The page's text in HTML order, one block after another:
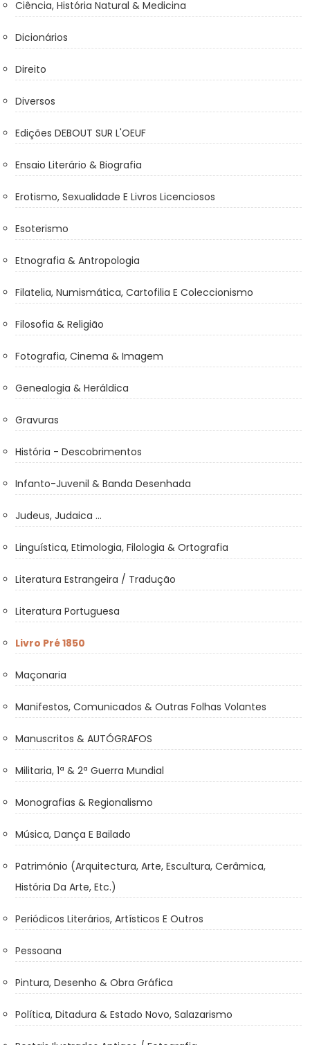
Ciência, História Natural & Medicina
Dicionários
Direito
Diversos
Edições DEBOUT SUR L'OEUF
Ensaio Literário & Biografia
Erotismo, Sexualidade E Livros Licenciosos
Esoterismo
Etnografia & Antropologia
Filatelia, Numismática, Cartofilia E Coleccionismo
Filosofia & Religião
Fotografia, Cinema & Imagem
Genealogia & Heráldica
Gravuras
História - Descobrimentos
Infanto-Juvenil & Banda Desenhada
Judeus, Judaica ...
Linguística, Etimologia, Filologia & Ortografia
Literatura Estrangeira / Tradução
Literatura Portuguesa
Livro Pré 1850
Maçonaria
Manifestos, Comunicados & Outras Folhas Volantes
Manuscritos & AUTÓGRAFOS
Militaria, 1ª & 2ª Guerra Mundial
Monografias & Regionalismo
Música, Dança E Bailado
Património (Arquitectura, Arte, Escultura, Cerâmica,
História Da Arte, Etc.)
Periódicos Literários, Artísticos E Outros
Pessoana
Pintura, Desenho & Obra Gráfica
Política, Ditadura & Estado Novo, Salazarismo